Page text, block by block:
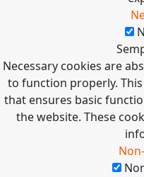
Necessary cookies are
to function properly.
that ensures basic
the website. These